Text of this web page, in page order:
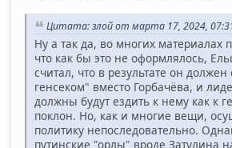
Цитата: злой от марта 17, 2024,
Ну а так да, во многих материалах
что как бы это не оформлялось,
считал, что в результате он
генсеком" вместо Горбачёва, и
должны будут ездить к нему как к
поклон. Но, как и многие вещи,
политику непоследовательно.
путинские "орлы" вроде Затулина